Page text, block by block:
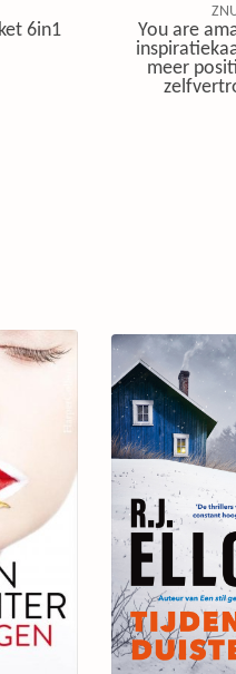
6in1
You are
meer